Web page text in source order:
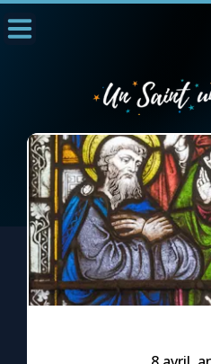
La Messe
1000 Raisons de Croire
L'actualité de la semaine
La chaîne Youtube